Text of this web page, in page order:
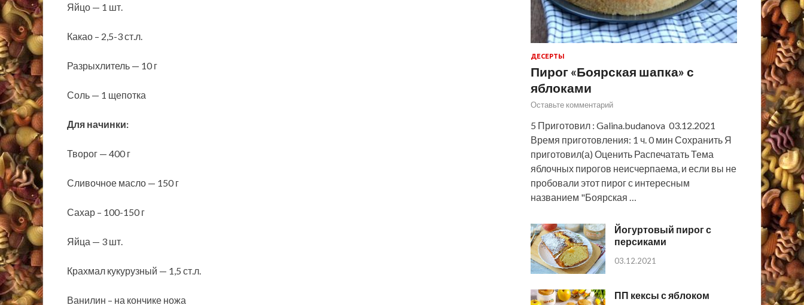
Яйцо — 1 шт.
Какао – 2,5-3 ст.л.
Разрыхлитель — 10 г
Соль — 1 щепотка
Для начинки:
Творог — 400 г
Сливочное масло — 150 г
Сахар – 100-150 г
Яйца — 3 шт.
Крахмал кукурузный — 1,5 ст.л.
Ванилин – на кончике ножа
ДЕСЕРТЫ
Пирог «Боярская шапка» с
яблоками
Оставьте комментарий
5 Приготовил : Galina.budanova 03.12.2021
Время приготовления: 1 ч. 0 мин Сохранить Я
приготовил(а) Оценить Распечатать Тема
яблочных пирогов неисчерпаема, и если вы не
пробовали этот пирог с интересным
названием "Боярская …
Йогуртовый пирог с
персиками
03.12.2021
ПП кексы с яблоком